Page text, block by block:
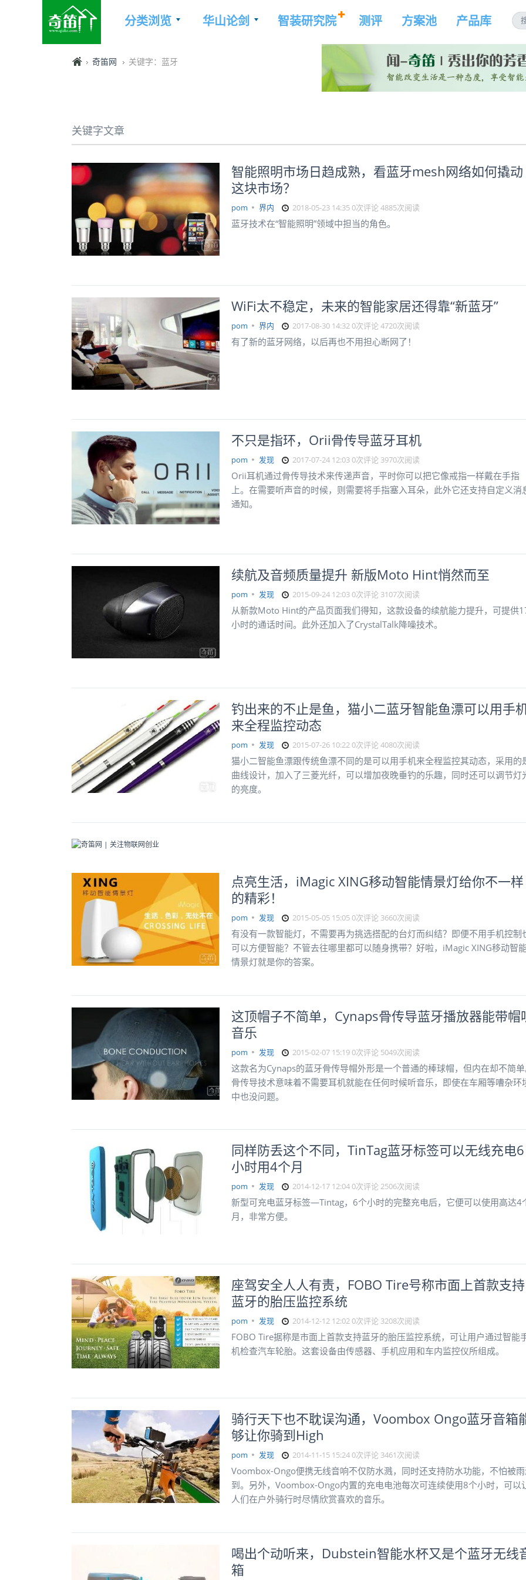
分类浏览 华山论剑 智装研究院 测评 方案池 产品库
奇笛网 关键字：蓝牙
关键字文章
智能照明市场日趋成熟，看蓝牙mesh网络如何撬动
这块市场？
pom 界内 2018-05-23 14:350次评论4885次阅读
蓝牙技术在“智能照明”领域中担当的角色。
WiFi太不稳定，未来的智能家居还得靠“新蓝牙”
pom 界内 2017-08-30 14:32 0次评论4720次阅读
有了新的蓝牙网络，以后再也不用担心断网了！
不只是指环，Orii骨传导蓝牙耳机
pom 发现 2017-07-24 12:030次评论 3970次阅读
Orii耳机通过骨传导技术来传递声音，平时你可以把它像戒指一样戴在手指
上。在需要听声音的时候，则需要将手指塞入耳朵，此外它还支持自定义消
通知。
续航及音频质量提升 新版Moto Hint悄然而至
pom 发现 2015-09-24 12:030次评论 3107次阅读
从新款Moto Hint的产品页面我们得知，这款设备的续航能力提升，可提供
小时的通话时间。此外还加入了CrystalTalk降噪技术。
钓出来的不止是鱼，猫小二蓝牙智能鱼漂可以用手
来全程监控动态
pom 发现 2015-07-26 10:220次评论4080次阅读
猫小二智能鱼漂跟传统鱼漂不同的是可以用手机来全程监控其动态，采用的
曲线设计，加入了三菱光纤，可以增加夜晚垂钓的乐趣，同时还可以调节灯
的亮度。
点亮生活，iMagic XING移动智能情景灯给你不一样
的精彩！
pom 发现 2015-05-05 15:050次评论 3660次阅读
有没有一款智能灯，不需要再为挑选搭配的台灯而纠结？即便不用手机控制
可以方便智能？不管去往哪里都可以随身携带？好啦，iMagic XING移动智
情景灯就是你的答案。
这顶帽子不简单，Cynaps骨传导蓝牙播放器能带帽
音乐
pom 发现 2015-02-07 15:190次评论 5049次阅读
这款名为Cynaps的蓝牙骨传导帽外形是一个普通的棒球帽，但内在却不简单
骨传导技术意味着不需要耳机就能在任何时候听音乐，即使在车厢等嘈杂环
中也没问题。
同样防丢这个不同，TinTag蓝牙标签可以无线充电6
小时用4个月
pom 发现 2014-12-17 12:040次评论2506次阅读
新型可充电蓝牙标签—Tintag，6个小时的完整充电后，它便可以使用高达4
月，非常方便。
座驾安全人人有责，FOBO Tire号称市面上首款支持
蓝牙的胎压监控系统
pom 发现 2014-12-12 12:020次评论 3208次阅读
FOBO Tire据称是市面上首款支持蓝牙的胎压监控系统，可让用户通过智能
机检查汽车轮胎。这套设备由传感器、手机应用和车内监控仪所组成。
骑行天下也不耽误沟通，Voombox Ongo蓝牙音箱
够让你骑到High
pom 发现 2014-11-15 15:240次评论 3461次阅读
Voombox-Ongo便携无线音响不仅防水溅，同时还支持防水功能，不怕被
到。另外，Voombox-Ongo内置的充电电池每次可连续使用8个小时，可以
人们在户外骑行时尽情欣赏喜欢的音乐。
喝出个动听来，Dubstein智能水杯又是个蓝牙无线
箱